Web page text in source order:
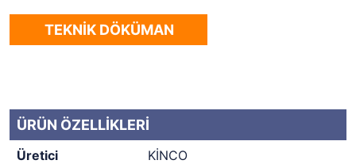
TEKNİK DÖKÜMAN
ÜRÜN ÖZELLİKLERİ
Üretici
KİNCO